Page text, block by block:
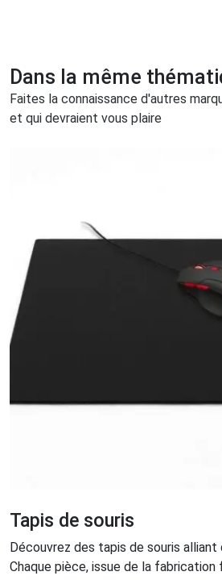
Dans la même
Faites la connaissance d'autres
et qui devraient vous plaire
Tapis de souris
Découvrez des tapis de souris alliant
Chaque pièce, issue de la